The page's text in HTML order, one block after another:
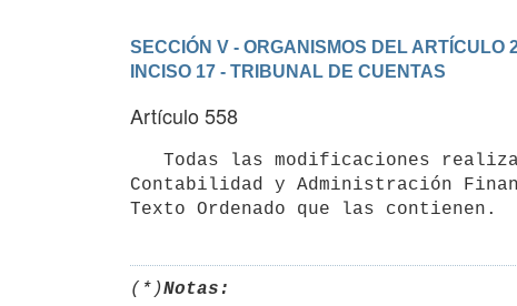
SECCIÓN V - ORGANISMOS DEL
INCISO 17 - TRIBUNAL DE CUENTAS
Artículo 558
Contabilidad y Administración
Texto Ordenado que las contienen.
(*)Notas: